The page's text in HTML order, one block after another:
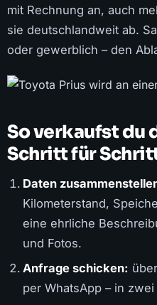
mit Rechnung an, auch
sie deutschlandweit ab.
oder gewerblich – den
So verkaufst du
Schritt für
Daten
Kilometerstand,
eine ehrliche
und Fotos.
Anfrage schicken:
per WhatsApp – in